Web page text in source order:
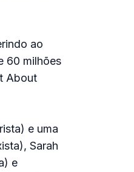
ao
60 milhões
About
e uma
Sarah
e